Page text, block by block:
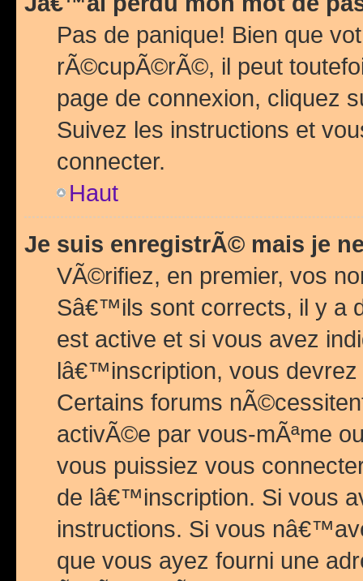
Pas de panique! Bien que
rÃ©cupÃ©rÃ©, il peut
page de connexion, cliquez
Suivez les instructions et
connecter.
Haut
Je suis enregistrÃ© mais je
VÃ©rifiez, en premier, vos
Sâ€™ils sont corrects, il y a
est active et si vous avez
lâ€™inscription, vous
Certains forums
activÃ©e par vous-mÃªme
vous puissiez vous
de lâ€™inscription. Si vous
instructions. Si vous
que vous ayez fourni une